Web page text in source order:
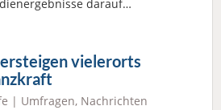
darauf…
vielerorts
| Umfragen, Nachrichten